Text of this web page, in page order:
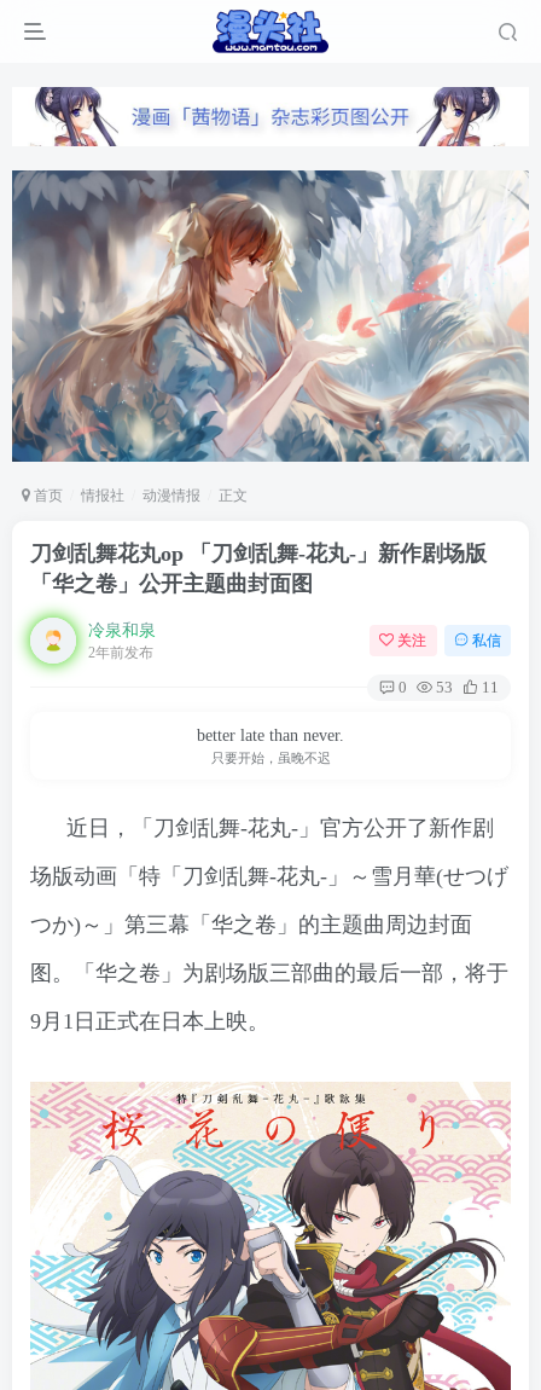
首页 情报社 动漫情报 正文
刀剑乱舞花丸op 「刀剑乱舞-花丸-」新作剧场版
「华之卷」公开主题曲封面图
冷泉和泉
2年前发布
关注 私信
0 53 11
better late than never.
只要开始，虽晚不迟
近日，「刀剑乱舞-花丸-」官方公开了新作剧
场版动画「特「刀剑乱舞-花丸-」～雪月華(せつげ
つか)～」第三幕「华之卷」的主题曲周边封面
图。「华之卷」为剧场版三部曲的最后一部，将于
9月1日正式在日本上映。